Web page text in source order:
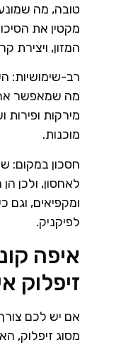
טובה, מה שמונע
מקטין את
המזון, ויצירת
רב-שימושיות:
מה שמאפשר
מירקות ופירות
מוכנות.
חסכון במקום:
לאחסון, ולכן
ומקפיאים, וגם
לפיקניק.
איפה
זיפלוק
אם יש לכם
מסוג זיפלוק,